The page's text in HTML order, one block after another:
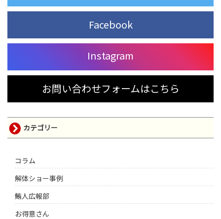
Facebook
Instagram
お問い合わせフォームはこちら
カテゴリー
コラム
解体ショー事例
鮪人広報部
お得意さん